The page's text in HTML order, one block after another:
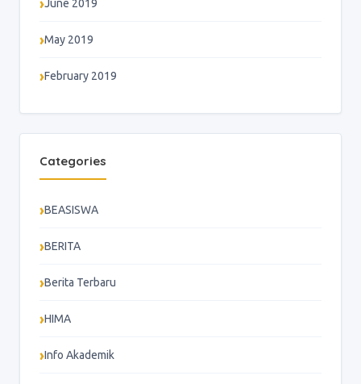
June 2019
May 2019
February 2019
Categories
BEASISWA
BERITA
Berita Terbaru
HIMA
Info Akademik